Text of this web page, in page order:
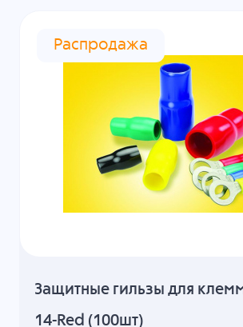
Распродажа
Защитные гильзы для
14-Red (100шт)